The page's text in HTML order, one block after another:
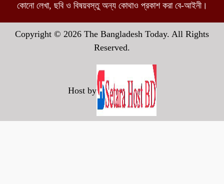
কোনো লেখা, ছবি ও বিষয়বস্তু অন্য কোথাও প্রকাশ করা বে-আইনী।
Copyright © 2026 The Bangladesh Today. All Rights
Reserved.
Host by